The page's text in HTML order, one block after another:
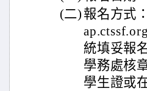
(二) 報名方式
統填妥報
學務處核
學生證或